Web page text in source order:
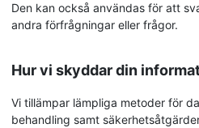
Den kan också användas för att
andra förfrågningar eller frågor.
Hur vi skyddar din
Vi tillämpar lämpliga metoder för
behandling samt